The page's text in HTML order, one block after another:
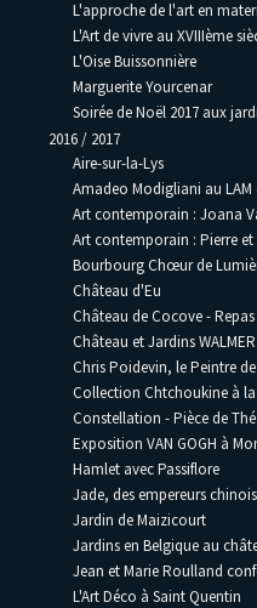
L'approche de l'art en
L'Art de vivre au XVIIIème
L'Oise Buissonnière
Marguerite Yourcenar
Soirée de Noël 2017 aux
2016 / 2017
Aire-sur-la-Lys
Amadeo Modigliani au LAM
Art contemporain : Joana
Art contemporain : Pierre et
Bourbourg Chœur de
Château d'Eu
Château de Cocove -
Château et Jardins
Chris Poidevin, le Peintre
Collection Chtchoukine à
Constellation - Pièce de
Exposition VAN GOGH à
Hamlet avec Passiflore
Jade, des empereurs
Jardin de Maizicourt
Jardins en Belgique au
Jean et Marie Roulland
L'Art Déco à Saint Quentin